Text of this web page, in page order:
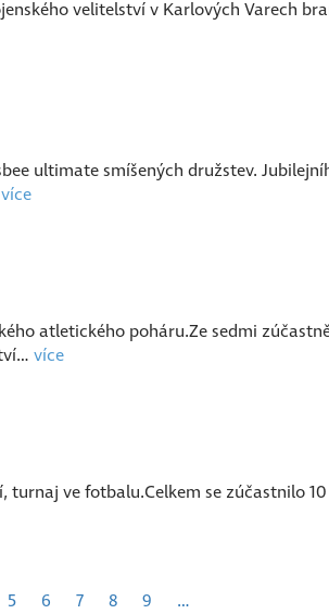
velitelství v Karlových Varech
ultimate smíšených družstev.
více
atletického poháru.Ze sedmi
více
turnaj ve fotbalu.Celkem se zúčastnilo
Page
5 Page
6 Page
7 Page
8 Page
9 …